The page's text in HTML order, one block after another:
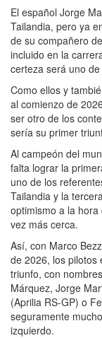
El español Jorge
Tailandia, pero ya
de su compañero
incluido en la
certeza será uno
Como ellos y
al comienzo de
ser otro de los
sería su primer
Al campeón del
falta lograr la
uno de los
Tailandia y la
optimismo a la
vez más cerca.
Así, con Marco
de 2026, los pilotos
triunfo, con
Márquez, Jorge
(Aprilia RS-GP) o
seguramente
izquierdo.